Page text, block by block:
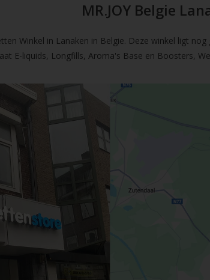
MR.JOY Belgie
Winkel in Lanaken in Belgie. Deze winkel ligt
E-liquids, Longfills, Aroma's Base en Boosters,